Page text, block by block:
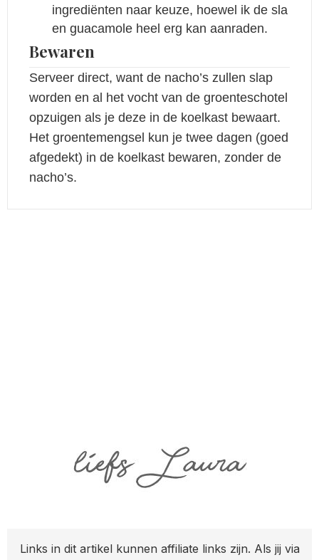
ingrediënten naar keuze, hoewel ik de sla
en guacamole heel erg kan aanraden.
Bewaren
Serveer direct, want de nacho’s zullen slap
worden en al het vocht van de groenteschotel
opzuigen als je deze in de koelkast bewaart.
Het groentemengsel kun je twee dagen (goed
afgedekt) in de koelkast bewaren, zonder de
nacho’s.
Links in dit artikel kunnen affiliate links zijn. Als jij via